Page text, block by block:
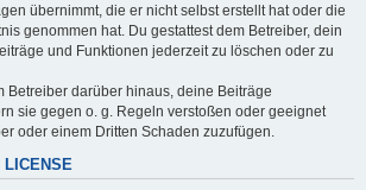
übernimmt, die er nicht selbst erstellt hat oder die
genommen hat. Du gestattest dem Betreiber, dein
und Funktionen jederzeit zu löschen oder zu
Betreiber darüber hinaus, deine Beiträge
sie gegen o. g. Regeln verstoßen oder geeignet
oder einem Dritten Schaden zuzufügen.
LICENSE